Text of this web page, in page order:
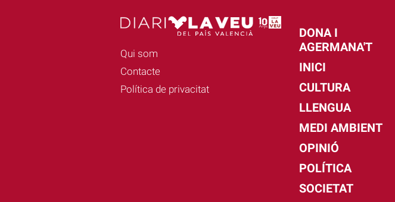
Qui som
Contacte
Política de privacitat
DONA I
AGERMANA'T
INICI
CULTURA
LLENGUA
MEDI AMBIENT
OPINIÓ
POLÍTICA
SOCIETAT